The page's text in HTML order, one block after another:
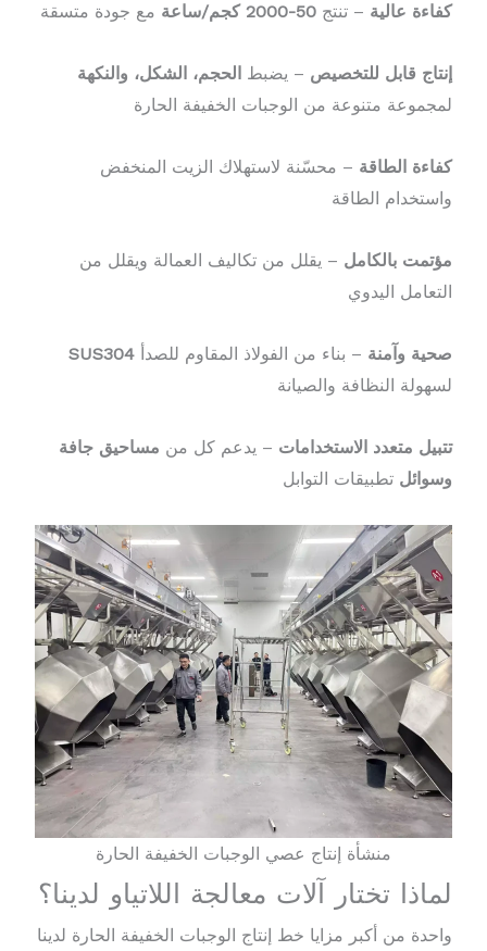
كفاءة عالية – تنتج مع جودة متسقة
إنتاج قابل للتخصيص – يضبط الحجم، الشكل، والنكهة
لمجموعة متنوعة من الوجبات الخفيفة الحارة
كفاءة الطاقة – محسّنة لاستهلاك الزيت المنخفض
واستخدام الطاقة
مؤتمت بالكامل – يقلل من تكاليف العمالة ويقلل من
التعامل اليدوي
صحية وآمنة – بناء من الفولاذ المقاوم للصدأ
لسهولة النظافة والصيانة
تتبيل متعدد الاستخدامات – يدعم كل من مساحيق جافة
وسوائل تطبيقات التوابل
منشأة إنتاج عصي الوجبات الخفيفة الحارة
لماذا تختار آلات معالجة اللاتياو لدينا؟
واحدة من أكبر مزايا خط إنتاج الوجبات الخفيفة الحارة لدينا